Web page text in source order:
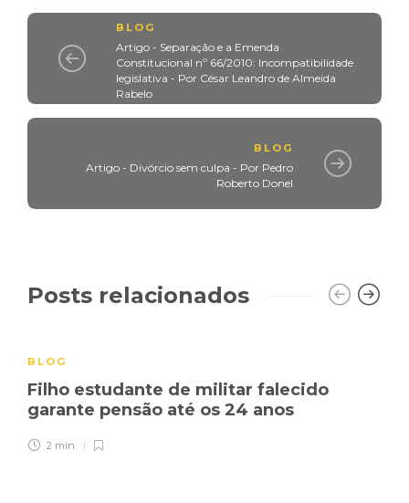
BLOG
Artigo - Separação e a Emenda
Constitucional nº 66/2010: Incompatibilidade
legislativa - Por César Leandro de Almeida
Rabelo
BLOG
Artigo - Divórcio sem culpa - Por Pedro
Roberto Donel
Posts relacionados
BLOG
Filho estudante de militar falecido
garante pensão até os 24 anos
2 min